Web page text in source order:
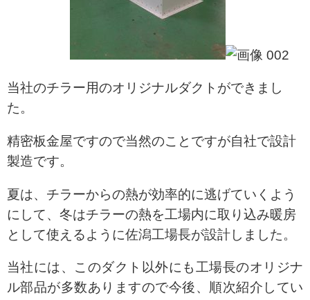
当社のチラー用のオリジナルダクトができまし
た。
精密板金屋ですので当然のことですが自社で設計
製造です。
夏は、チラーからの熱が効率的に逃げていくよう
にして、冬はチラーの熱を工場内に取り込み暖房
として使えるように佐潟工場長が設計しました。
当社には、このダクト以外にも工場長のオリジナ
ル部品が多数ありますので今後、順次紹介してい